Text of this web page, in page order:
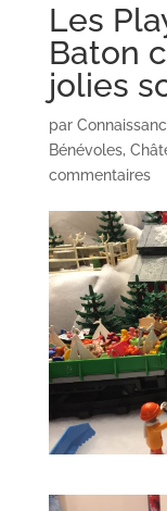
Les
Baton
jolies
par
Bénévoles,
commentaires